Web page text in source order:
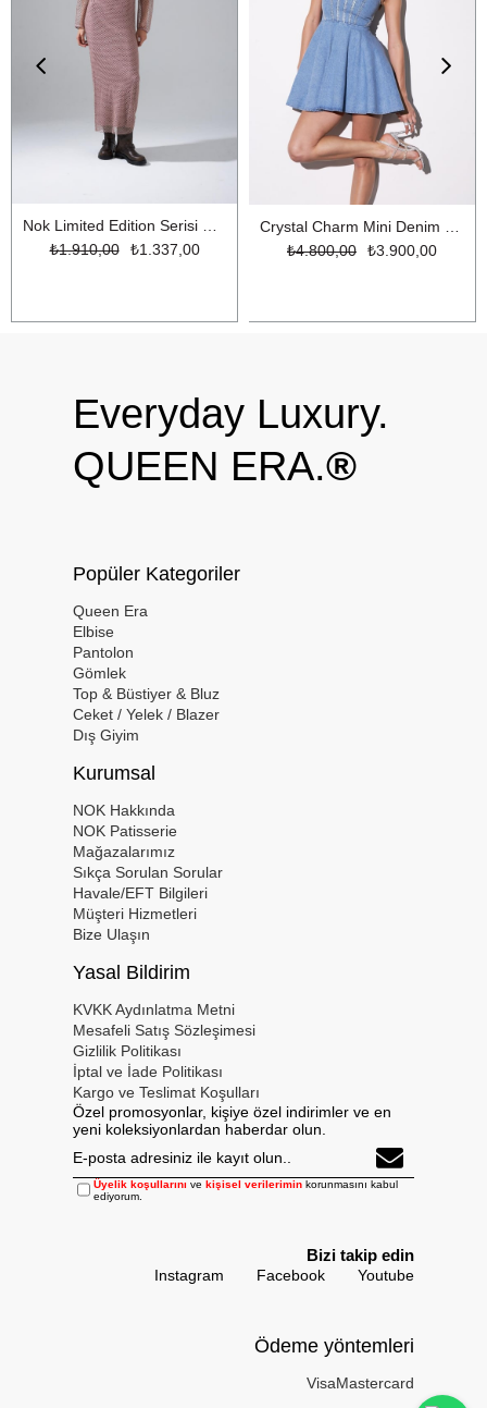
₺1.337,00
₺1.910,00
Crystal Charm Mini Denim Elbise LİGHT BLUE
₺3.900,00
₺4.800,00
Everyday Luxury.
QUEEN ERA.®
Popüler Kategoriler
Queen Era
Elbise
Pantolon
Gömlek
Top & Büstiyer & Bluz
Ceket / Yelek / Blazer
Dış Giyim
Kurumsal
NOK Hakkında
NOK Patisserie
Mağazalarımız
Sıkça Sorulan Sorular
Havale/EFT Bilgileri
Müşteri Hizmetleri
Bize Ulaşın
Yasal Bildirim
KVKK Aydınlatma Metni
Mesafeli Satış Sözleşimesi
Gizlilik Politikası
İptal ve İade Politikası
Kargo ve Teslimat Koşulları
Özel promosyonlar, kişiye özel indirimler ve en
yeni koleksiyonlardan haberdar olun.
Üyelik koşullarını vekişisel verilerimin korunmasını kabul
ediyorum.
Bizi takip edin
Instagram Facebook Youtube
Ödeme yöntemleri
VisaMastercard